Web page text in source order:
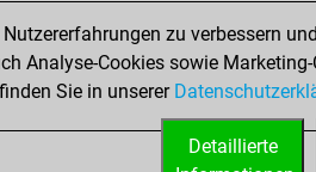
Play
zu verbessern
Analyse-Cookies sowie
Sie in unserer
Detaillierte